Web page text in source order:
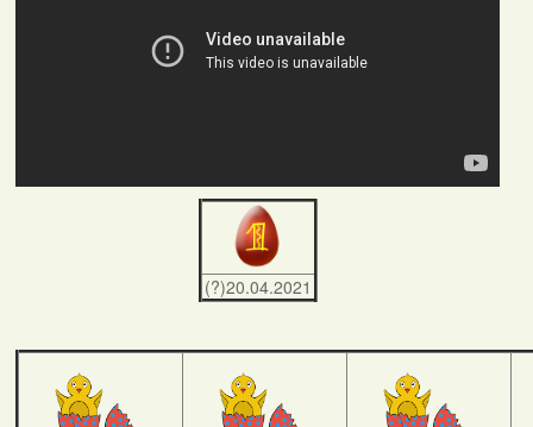
(?)20.04.2021